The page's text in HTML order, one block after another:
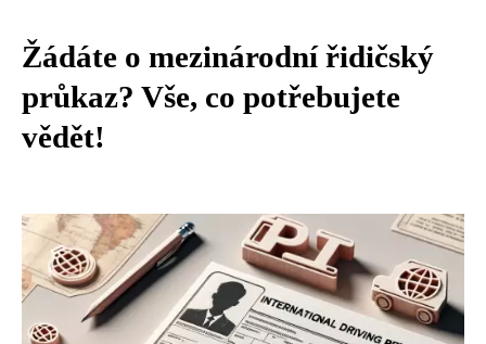
Žádáte o mezinárodní řidičský
průkaz? Vše, co potřebujete
vědět!